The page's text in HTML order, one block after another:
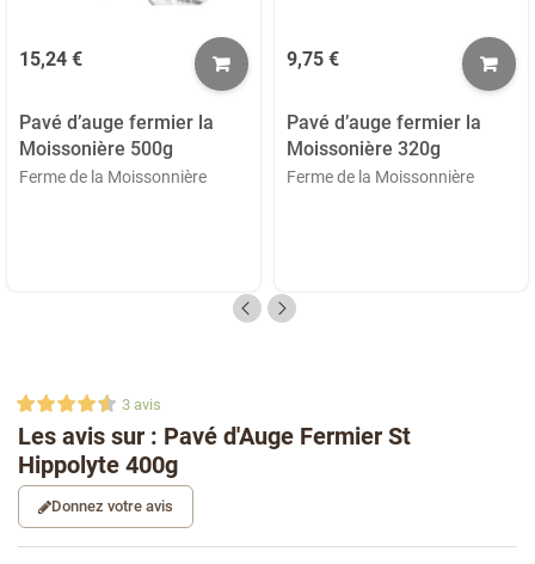
15,24 €
Pavé d’auge fermier la
Moissonière 500g
Ferme de la Moissonnière
9,75 €
Pavé d’auge fermier la
Moissonière 320g
Ferme de la Moissonnière
Les avis sur : Pavé d'Auge Fermier St
Hippolyte 400g
3 avis
Donnez votre avis